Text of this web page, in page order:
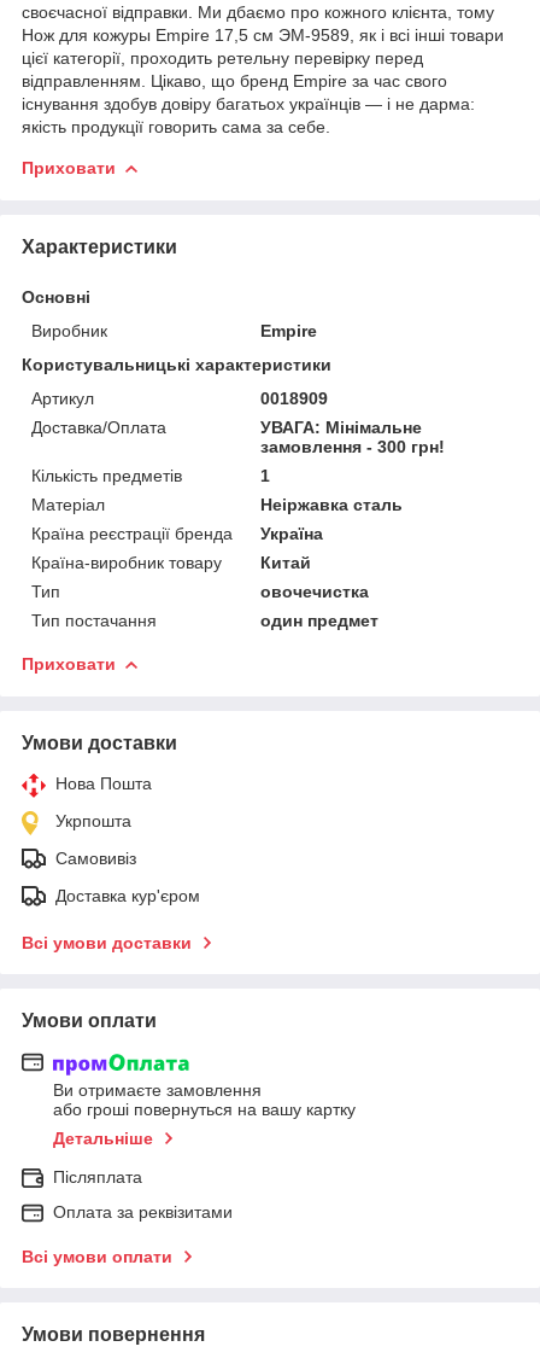
своєчасної відправки. Ми дбаємо про кожного клієнта, тому
Нож для кожуры Empire 17,5 см ЭМ-9589, як і всі інші товари
цієї категорії, проходить ретельну перевірку перед
відправленням. Цікаво, що бренд Empire за час свого
існування здобув довіру багатьох українців — і не дарма:
якість продукції говорить сама за себе.
Приховати
Характеристики
Основні
Виробник
Empire
Користувальницькі характеристики
Артикул
0018909
Доставка/Оплата
УВАГА: Мінімальне
замовлення - 300 грн!
Кількість предметів
1
Матеріал
Неіржавка сталь
Країна реєстрації бренда
Україна
Країна-виробник товару
Китай
Тип
овочечистка
Тип постачання
один предмет
Приховати
Умови доставки
Нова Пошта
Укрпошта
Самовивіз
Доставка кур'єром
Всі умови доставки
Умови оплати
Ви отримаєте замовлення
або гроші повернуться на вашу картку
Детальніше
Післяплата
Оплата за реквізитами
Всі умови оплати
Умови повернення